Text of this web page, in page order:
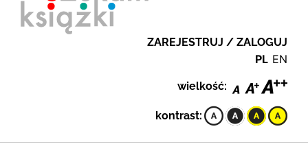
ZAREJESTRUJ / ZALOGUJ
PL EN
wielkość:
kontrast: